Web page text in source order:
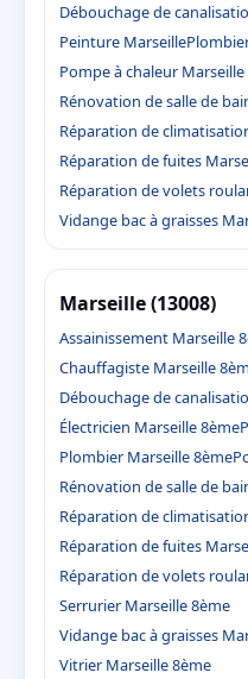
Débouchage de
Peinture Marseille
Pompe à chaleur Marseille
Rénovation de salle de
Réparation de
Réparation de fuites
Réparation de volets
Vidange bac à graisses
Marseille (13008)
Assainissement Marseille
Chauffagiste Marseille
Débouchage de
Électricien Marseille 8ème
Plombier Marseille 8ème
Rénovation de salle de
Réparation de
Réparation de fuites
Réparation de volets
Serrurier Marseille 8ème
Vidange bac à graisses
Vitrier Marseille 8ème